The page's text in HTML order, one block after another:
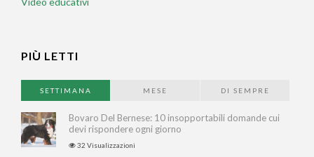
PIÙ LETTI
SETTIMANA MESE DI SEMPRE
Bovaro Del Bernese: 10 insopportabili domande cui
devi rispondere ogni giorno
32 Visualizzazioni